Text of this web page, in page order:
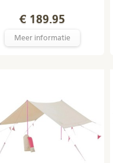
€ 189.95
Meer informatie